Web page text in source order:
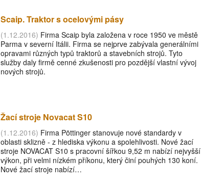
Scaip. Traktor s ocelovými pásy
(1.12.2016) Firma Scaip byla založena v roce 1950 ve městě
Parma v severní Itálii. Firma se nejprve zabývala generálními
opravami různých typů traktorů a stavebních strojů. Tyto
služby daly firmě cenné zkušenosti pro pozdější vlastní vývoj
nových strojů.
Žací stroje Novacat S10
(1.12.2016) Firma Pöttinger stanovuje nové standardy v
oblasti sklizně - z hlediska výkonu a spolehlivosti. Nové žací
stroje NOVACAT S10 s pracovní šířkou 9,52 m nabízí nejvyšší
výkon, při velmi nízkém příkonu, který činí pouhých 130 koní.
Nové žací stroje nabízí…